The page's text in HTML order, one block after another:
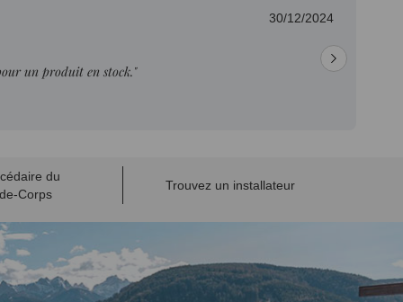
30/12/2024
un produit en stock."
du
Corps
Trouvez un installateur